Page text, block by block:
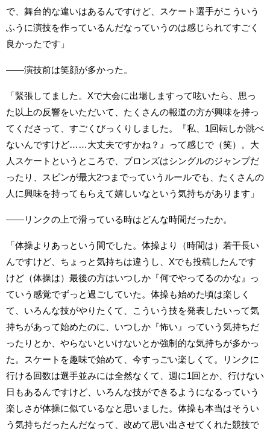
で、舞台的な違いはあるんですけど、スケート選手がこういう
ふうに演技を作っているんだなっていうのは感じられてすごく
良かったです」
――演技前は笑顔が多かった。
「緊張してました。Xで大会に出場しますって呟いたら、思っ
た以上の反響をいただいて、たくさんの報道の方が興味を持っ
てくださって、すごくびっくりしました。『私、1回転しか跳べ
ないんですけど……大丈夫ですかね？』って感じで（笑）。大
人スケートというところで、ブロンズはシングルのジャンプだ
ったり、スピンが最大2つまでっていうルールでも、たくさんの
人に興味を持ってもらえて嬉しいなという気持ちがあります」
――リンクの上で滑っている時はどんな時間だったか。
「体操よりあっという間でした。体操より（時間は）若干長い
んですけど、ちょっと気持ちは違うし、Xでも投稿したんです
けど（体操は）最後の方はいつしか『何でやってるのかな』っ
ていう感覚でずっと過ごしていた。体操も始めた頃は楽しく
て、いろんな技がやりたくて、こういう技を発表したいって気
持ちがあって始めたのに、いつしか『怖い』っていう気持ちだ
ったりとか、やらないといけないとか強制的な気持ちが多かっ
た。スケートを趣味で始めて、今すっごい楽しくて。リンクに
行ける回数は選手並みには全然なくて、週に1回とか、行けない
日もあるんですけど、いろんな技ができるようになるっていう
楽しさが体操に似ているなと思いました。体操も本当はそうい
う気持ちだったんだなって、改めて思い出させてくれた競技で